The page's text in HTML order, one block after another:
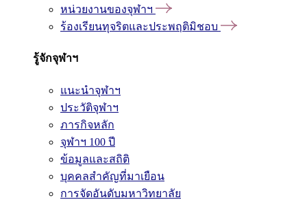
หน่วยงานของจุฬาฯ
ร้องเรียนทุจริตและประพฤติมิชอบ
รู้จักจุฬาฯ
แนะนำจุฬาฯ
ประวัติจุฬาฯ
ภารกิจหลัก
จุฬาฯ 100 ปี
ข้อมูลและสถิติ
บุคคลสำคัญที่มาเยือน
การจัดอันดับมหาวิทยาลัย